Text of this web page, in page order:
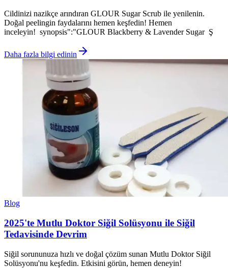
Cildinizi nazikçe arındıran GLOUR Sugar Scrub ile yenilenin.
Doğal peelingin faydalarını hemen keşfedin! Hemen
inceleyin! synopsis":"GLOUR Blackberry & Lavender Sugar Ş
Daha fazla bilgi edinin
Blog
2025'te Mutlu Doktor Siğil Solüsyonu ile Siğil
Tedavisinde Devrim
Siğil sorununuza hızlı ve doğal çözüm sunan Mutlu Doktor Siğil
Solüsyonu'nu keşfedin. Etkisini görün, hemen deneyin!